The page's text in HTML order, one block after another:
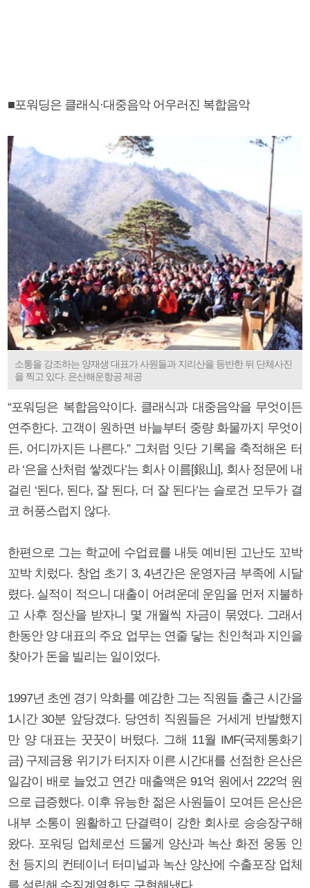
■포워딩은 클래식·대중음악 어우러진 복합음악
소통을 강조하는 양재생 대표가 사원들과 지리산을 등반한 뒤 단체사진
을 찍고 있다. 은산해운항공 제공
“포워딩은 복합음악이다. 클래식과 대중음악을 무엇이든
연주한다. 고객이 원하면 바늘부터 중량 화물까지 무엇이
든, 어디까지든 나른다.” 그처럼 잇단 기록을 축적해온 터
라 ‘은을 산처럼 쌓겠다’는 회사 이름[銀山], 회사 정문에 내
걸린 ‘된다, 된다, 잘 된다, 더 잘 된다’는 슬로건 모두가 결
코 허풍스럽지 않다.
한편으로 그는 학교에 수업료를 내듯 예비된 고난도 꼬박
꼬박 치렀다. 창업 초기 3, 4년간은 운영자금 부족에 시달
렸다. 실적이 적으니 대출이 어려운데 운임을 먼저 지불하
고 사후 정산을 받자니 몇 개월씩 자금이 묶였다. 그래서
한동안 양 대표의 주요 업무는 연줄 닿는 친인척과 지인을
찾아가 돈을 빌리는 일이었다.
1997년 초엔 경기 악화를 예감한 그는 직원들 출근 시간을
1시간 30분 앞당겼다. 당연히 직원들은 거세게 반발했지
만 양 대표는 꿋꿋이 버텼다. 그해 11월 IMF(국제통화기
금) 구제금융 위기가 터지자 이른 시간대를 선점한 은산은
일감이 배로 늘었고 연간 매출액은 91억 원에서 222억 원
으로 급증했다. 이후 유능한 젊은 사원들이 모여든 은산은
내부 소통이 원활하고 단결력이 강한 회사로 승승장구해
왔다. 포워딩 업체로선 드물게 양산과 녹산 화전 웅동 인
천 등지의 컨테이너 터미널과 녹산 양산에 수출포장 업체
를 설립해 수직계열화도 구현해냈다.